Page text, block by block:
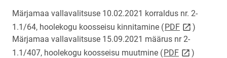
Märjamaa vallavalitsuse 10.02.2021 korraldus nr. 2-
1.1/64, hoolekogu koosseisu kinnitamine (PDFlink opens
)
Märjamaa vallavalitsuse 15.09.2021 määrus nr 2-
1.1/407, hoolekogu koosseisu muutmine (PDFlink opens
)